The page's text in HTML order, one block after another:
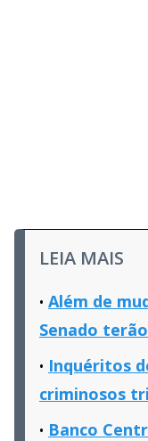
LEIA MAIS
Além de
Senado
Inquéritos
criminosos
Banco